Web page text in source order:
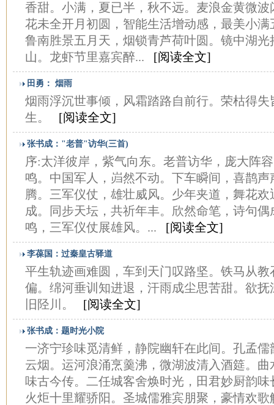
香甜。小满，夏已半，秋不远。麦浪金黄微
花未全开月初圆，智能生活增动感，最美小
鲁南胜景五月天，烟锁青芦荷叶圆。镜中湖
山。龙虾节里嘉宾醉... [阅读全文]
田勇： 烟雨
烟雨浮沉世事倾，风霜踏路自前行。荣枯得
生。 [阅读全文]
张书成："老普"访华(三首)
序:太洋彼岸，紫气向东。老普访华，庞大阵
鸣。中国军人，岿然不动。下车瞬间，喜鹊
腾。三军仪仗，雄壮威风。少年夹道，舞花
成。同步天坛，共祈年丰。欣然命笔，诗句
鸣，三军仪仗展雄风。... [阅读全文]
李葆国：过秦皇古驿道
平生轨迹画难圆，车到天门叹路坚。铁马从
偏。绵河垂训知进退，汗雨成尘思苦甜。欲
旧陉川。 [阅读全文]
张书成：题时光小院
一济宁珍味觅清鲜，静院幽轩在此间。孔孟
云烟。运河浪涌烹羹沸，微湖波清入酒筵。
味古今传。二任城客舍焕时光，田君妙厨韵
火炬十里耀骄阳。圣城儒雅宾朋聚，豪情欢